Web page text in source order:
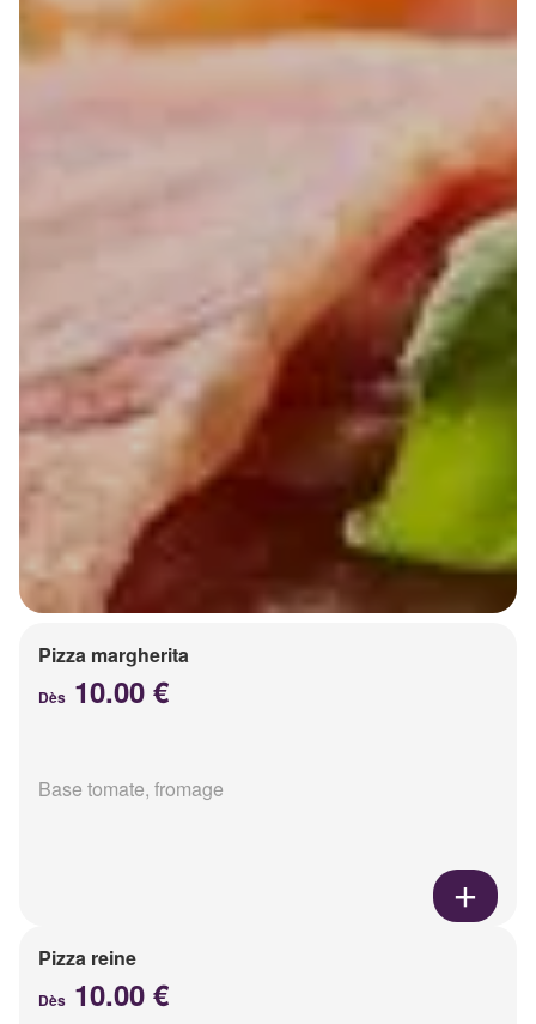
Pizza margherita
Dès 10.00 €
Base tomate, fromage
Pizza reine
Dès 10.00 €